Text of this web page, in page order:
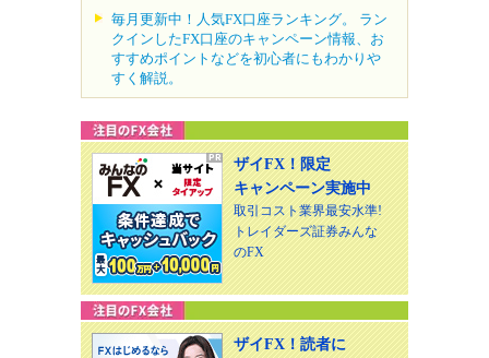
毎月更新中！人気FX口座ランキング。 ラン
クインしたFX口座のキャンペーン情報、お
すすめポイントなどを初心者にもわかりや
すく解説。
ザイFX！限定
キャンペーン実施中
取引コスト業界最安水準!
トレイダーズ証券みんな
のFX
ザイFX！読者に